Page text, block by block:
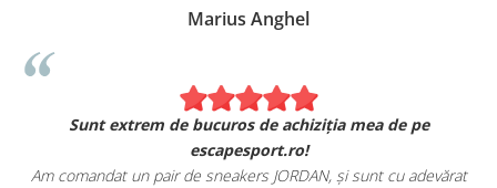
Marius Anghel
Sunt extrem de bucuros de achiziția mea de pe
escapesport.ro!
Am comandat un pair de sneakers JORDAN, și sunt cu adevărat